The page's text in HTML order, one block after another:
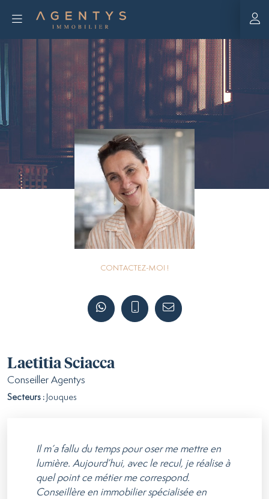
CONTACTEZ-MOI !
Laetitia Sciacca
Conseiller Agentys
Secteurs : Jouques
Il m’a fallu du temps pour oser me mettre en
lumière. Aujourd’hui, avec le recul, je réalise à
quel point ce métier me correspond.
Conseillère en immobilier spécialisée en